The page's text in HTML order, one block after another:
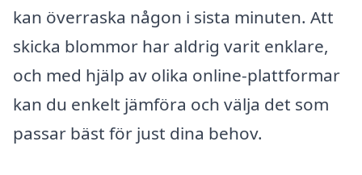
kan överraska någon i sista minuten. Att
skicka blommor har aldrig varit enklare,
och med hjälp av olika online-plattformar
kan du enkelt jämföra och välja det som
passar bäst för just dina behov.